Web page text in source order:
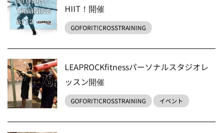
HIIT！開催
GOFORIT!CROSSTRAINING
LEAPROCKfitnessパーソナルスタジオレ
ッスン開催
GOFORIT!CROSSTRAINING イベント